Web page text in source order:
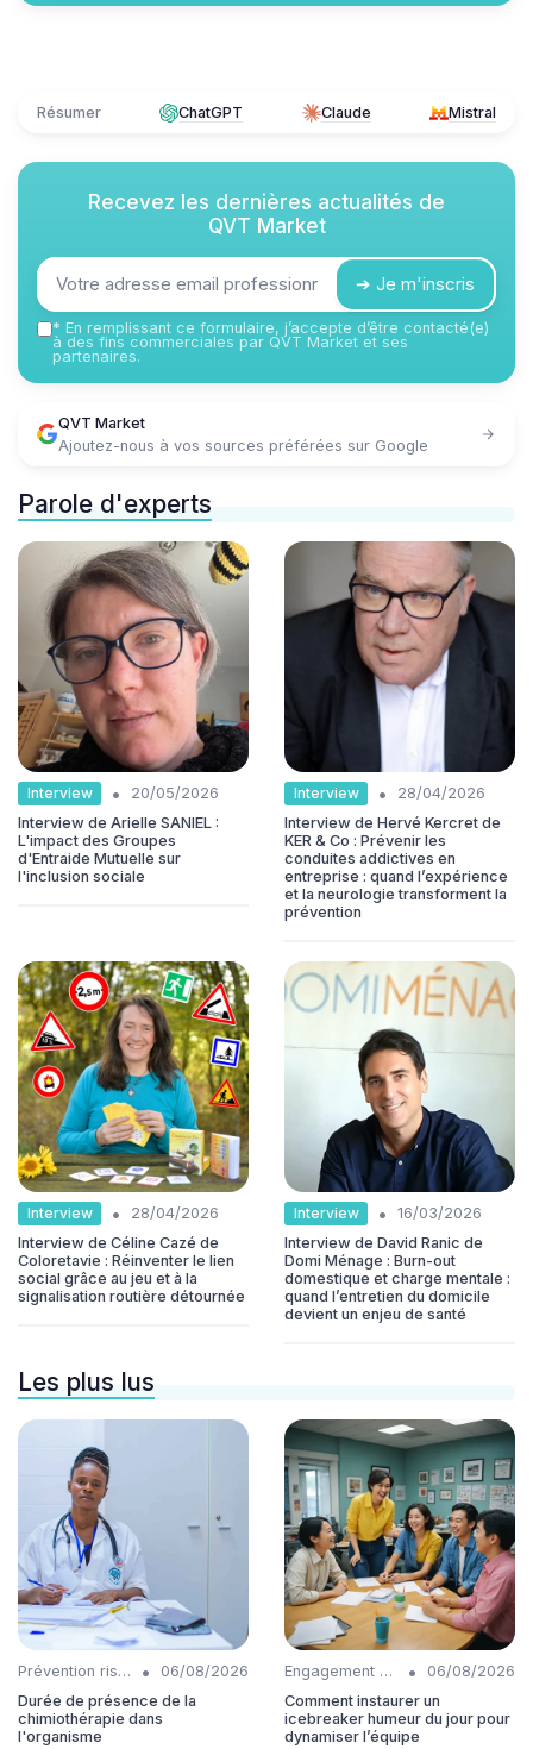
Résumer ChatGPT Claude Mistral
Recevez les dernières actualités de
QVT Market
➔ Je m'inscris
* En remplissant ce formulaire, j’accepte d’être contacté(e)
à des fins commerciales par QVT Market et ses
partenaires.
QVT Market
Ajoutez-nous à vos sources préférées sur Google
Parole d'experts
Interview •
20/05/2026
Interview de Arielle SANIEL :
L'impact des Groupes
d'Entraide Mutuelle sur
l'inclusion sociale
Interview •
28/04/2026
Interview de Hervé Kercret de
KER & Co : Prévenir les
conduites addictives en
entreprise : quand l’expérience
et la neurologie transforment la
prévention
Interview •
28/04/2026
Interview de Céline Cazé de
Coloretavie : Réinventer le lien
social grâce au jeu et à la
signalisation routière détournée
Interview •
16/03/2026
Interview de David Ranic de
Domi Ménage : Burn-out
domestique et charge mentale :
quand l’entretien du domicile
devient un enjeu de santé
Les plus lus
Prévention risques •
06/08/2026
Durée de présence de la
chimiothérapie dans
l'organisme
Engagement collaborateurs •
06/08/2026
Comment instaurer un
icebreaker humeur du jour pour
dynamiser l’équipe